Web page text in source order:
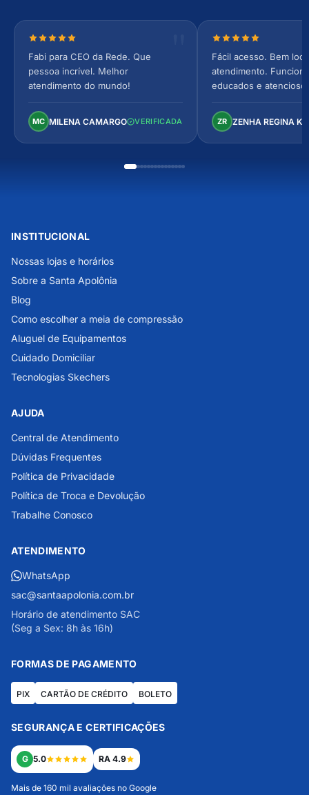
Nota 5 de 5 estrelas
Fabi para CEO da Rede. Que
pessoa incrível. Melhor
atendimento do mundo!
MC MILENA CAMARGO VERIFICADA
Nota 5 de 5
Fácil acesso. Bem
atendimento.
educados e
Perfeito!
ZR ZENHA REGINA
INSTITUCIONAL
Nossas lojas e horários
Sobre a Santa Apolônia
Blog
Como escolher a meia de compressão
Aluguel de Equipamentos
Cuidado Domiciliar
Tecnologias Skechers
AJUDA
Central de Atendimento
Dúvidas Frequentes
Política de Privacidade
Política de Troca e Devolução
Trabalhe Conosco
ATENDIMENTO
WhatsApp
sac@santaapolonia.com.br
Horário de atendimento SAC
(Seg a Sex: 8h às 16h)
FORMAS DE PAGAMENTO
PIX CARTÃO DE CRÉDITO BOLETO
SEGURANÇA E CERTIFICAÇÕES
G 5.0 RA 4.9
Mais de 160 mil avaliações no Google